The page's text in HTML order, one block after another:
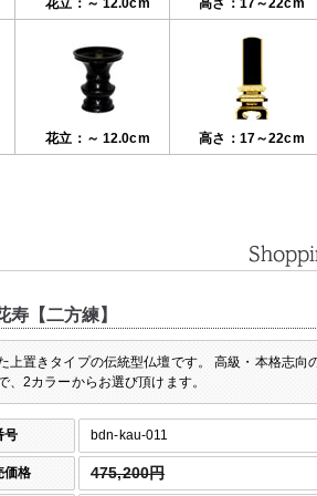
花立：～ 12.0cm 高さ：17～22cm
花立：～ 12.0cm 高さ：17～22cm
寿【二方練】
上置きタイプの伝統型仏壇です。 高級・本格志向
、2カラーからお選び頂けます。
号 bdn-kau-011
価格 475,200円